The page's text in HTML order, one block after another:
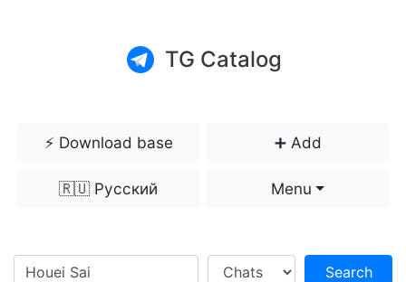
TG Catalog
⚡️ Download base ➕ Add
🇷🇺 Русский Menu
Search